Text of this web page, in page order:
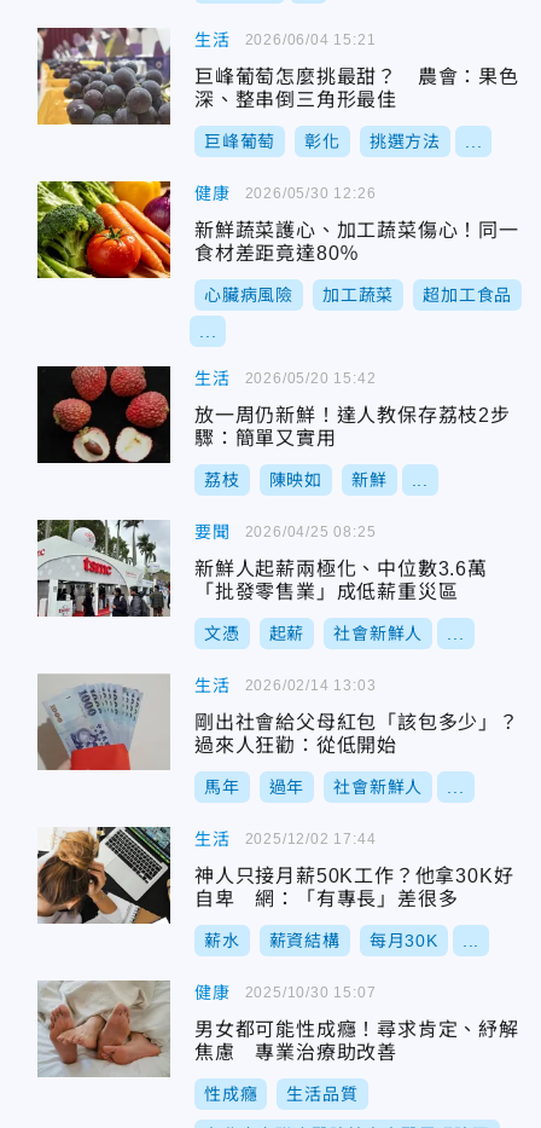
生活
巨峰葡萄怎麼挑最甜？ 農會：果色
深、整串倒三角形最佳
巨峰葡萄 彰化 挑選方法
2026/06/04 15:21
健康
新鮮蔬菜護心、加工蔬菜傷心！同一
食材差距竟達80％
心臟病風險 加工蔬菜 超加工食品
2026/05/30 12:26
生活
放一周仍新鮮！達人教保存荔枝2步
驟：簡單又實用
荔枝 陳映如 新鮮
2026/05/20 15:42
要聞
新鮮人起薪兩極化、中位數3.6萬
「批發零售業」成低薪重災區
文憑 起薪 社會新鮮人
2026/04/25 08:25
生活
剛出社會給父母紅包「該包多少」？
過來人狂勸：從低開始
馬年 過年 社會新鮮人
2026/02/14 13:03
生活
神人只接月薪50K工作？他拿30K好
自卑 網：「有專長」差很多
薪水 薪資結構 每月30K
2025/12/02 17:44
健康
男女都可能性成癮！尋求肯定、紓解
焦慮 專業治療助改善
性成癮 生活品質
2025/10/30 15:07